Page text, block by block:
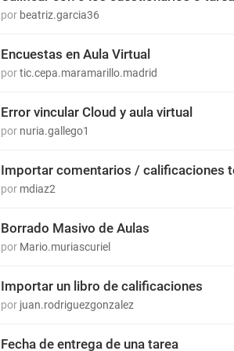
por beatriz.garcia36
Encuestas en Aula Virtual
portic.cepa.maramarillo.madrid
Error vincular Cloud y aula virtual
por nuria.gallego1
Importar comentarios / calificaciones
por mdiaz2
Borrado Masivo de Aulas
por Mario.muriascuriel
Importar un libro de calificaciones
por juan.rodriguezgonzalez
Fecha de entrega de una tarea